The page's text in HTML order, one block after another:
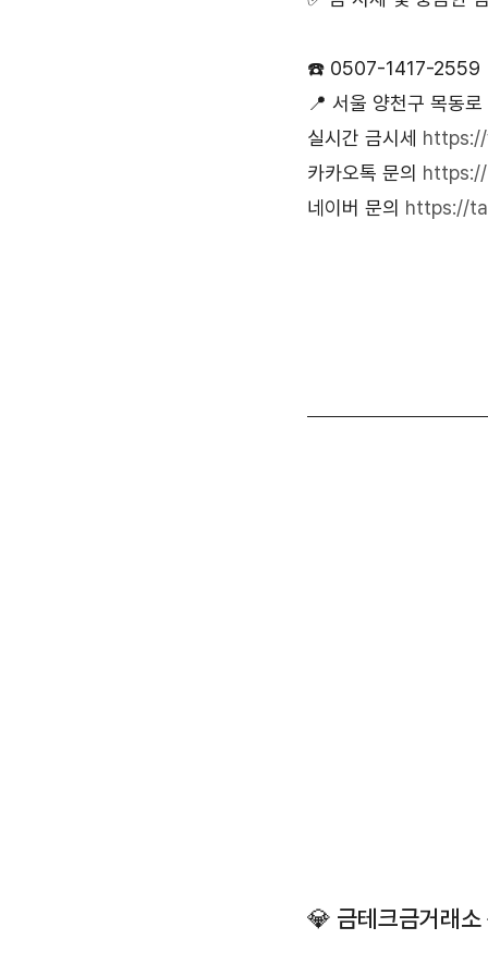
☎️ 0507-1417-2559
📍 서울 양천구 목동
실시간 금시세 https://
카카오톡 문의
네이버 문의 https://
💎 금테크금거래